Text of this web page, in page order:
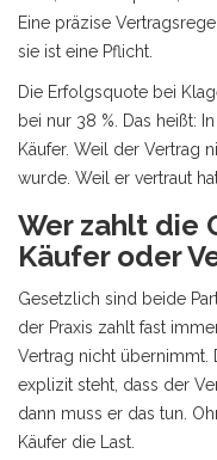
Eine präzise
sie ist eine Pflicht.
Die Erfolgsquote bei
bei nur 38 %. Das heißt:
Käufer. Weil der Vertrag
wurde. Weil er vertraut
Wer zahlt die
Käufer oder
Gesetzlich sind beide
der Praxis zahlt fast
Vertrag nicht übernimmt.
explizit steht, dass der
dann muss er das tun.
Käufer die Last.